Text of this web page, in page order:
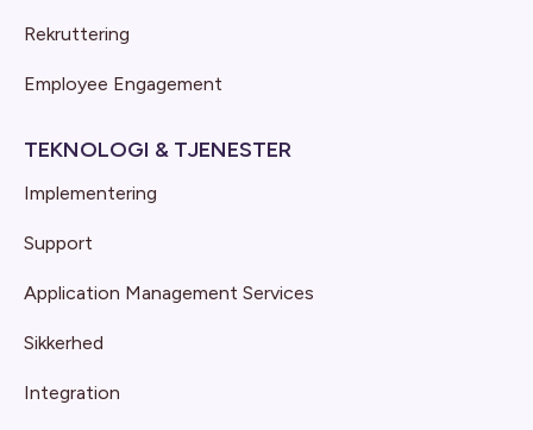
Rekruttering
Employee Engagement
TEKNOLOGI & TJENESTER
Implementering
Support
Application Management Services
Sikkerhed
Integration